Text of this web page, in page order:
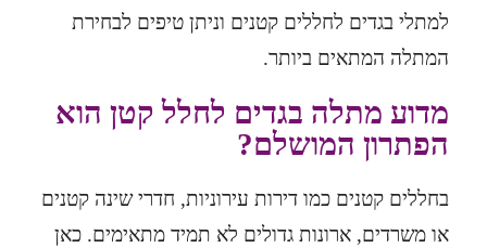
למתלי בגדים לחללים קטנים וניתן טיפים לבחירת
המתלה המתאים ביותר.
מדוע מתלה בגדים לחלל קטן הוא
הפתרון המושלם?
בחללים קטנים כמו דירות עירוניות, חדרי שינה קטנים
או משרדים, ארונות גדולים לא תמיד מתאימים. כאן